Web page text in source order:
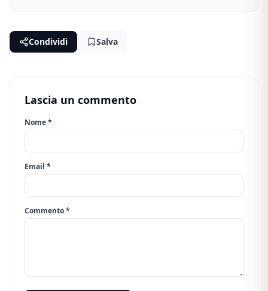
Condividi Salva
Lascia un commento
Nome *
Email *
Commento *